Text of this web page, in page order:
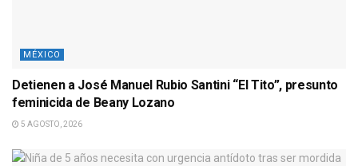
MÉXICO
Detienen a José Manuel Rubio Santini “El Tito”, presunto
feminicida de Beany Lozano
5 AGOSTO, 2026